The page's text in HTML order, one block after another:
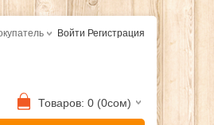
Войти Регистрация
Товаров: 0 (0сом)